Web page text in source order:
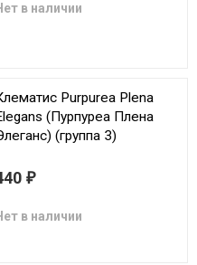
в наличии
Purpurea Plena
(Пурпуреа Плена
(группа 3)
₽
в наличии